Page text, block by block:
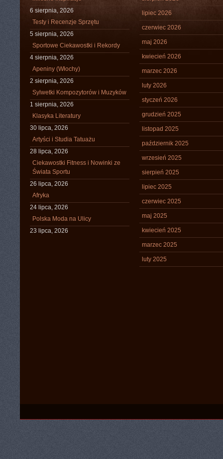
6 sierpnia, 2026
Testy i Recenzje Sprzętu
5 sierpnia, 2026
Sportowe Ciekawostki i Rekordy
4 sierpnia, 2026
Apeniny (Włochy)
2 sierpnia, 2026
Sylwetki Kompozytorów i Muzyków
1 sierpnia, 2026
Klasyka Literatury
30 lipca, 2026
Artyści i Studia Tatuażu
28 lipca, 2026
Ciekawostki Fitness i Nowinki ze
Świata Sportu
26 lipca, 2026
Afryka
24 lipca, 2026
Polska Moda na Ulicy
23 lipca, 2026
lipiec 2026
czerwiec 2026
maj 2026
kwiecień 2026
marzec 2026
luty 2026
styczeń 2026
grudzień 2025
listopad 2025
październik 2025
wrzesień 2025
sierpień 2025
lipiec 2025
czerwiec 2025
maj 2025
kwiecień 2025
marzec 2025
luty 2025